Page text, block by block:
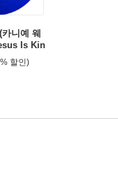
니예 웨
Is Kin
할인)